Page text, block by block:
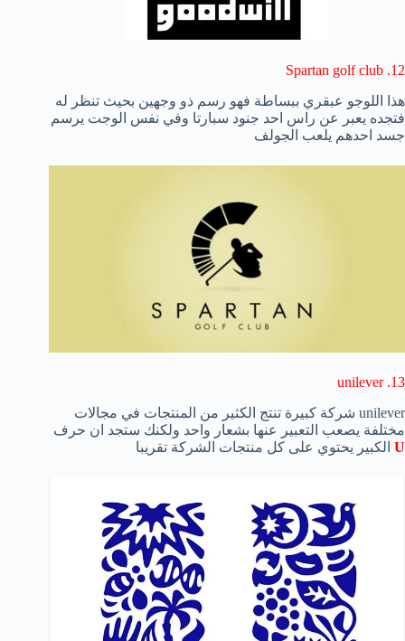
12. Spartan golf club
هذا اللوجو عبقري ببساطة فهو رسم ذو وجهين بحيث تنظر له
فتجده يعبر عن راس احد جنود سبارتا وفي نفس الوجت يرسم
جسد احدهم يلعب الجولف
13. unilever
unilever شركة كبيرة تنتج الكثير من المنتجات في مجالات
مختلفة يصعب التعبير عنها بشعار واحد ولكنك ستجد ان حرف
U الكبير يحتوي على كل منتجات الشركة تقريبا